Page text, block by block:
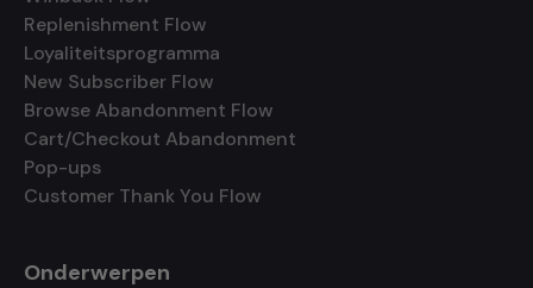
Replenishment Flow
Loyaliteitsprogramma
New Subscriber Flow
Browse Abandonment Flow
Cart/Checkout Abandonment
Pop-ups
Customer Thank You Flow
Onderwerpen